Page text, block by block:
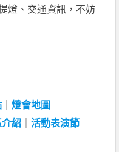
燈、交通資訊，不妨
｜燈會地圖
紹 ｜活動表演節